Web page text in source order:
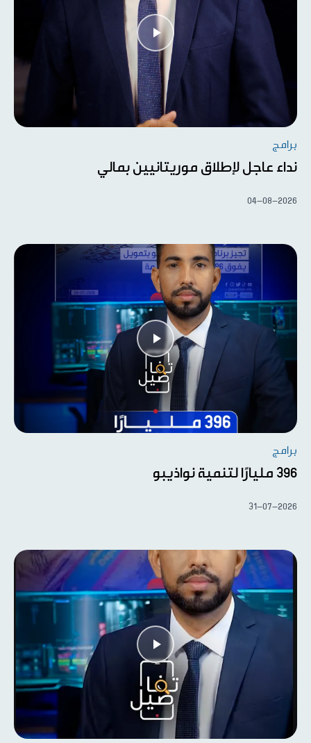
برامج
نداء عاجل لإطلاق موريتانيين بمالي
04-08-2026
برامج
396 مليارًا لتنمية نواذيبو
31-07-2026